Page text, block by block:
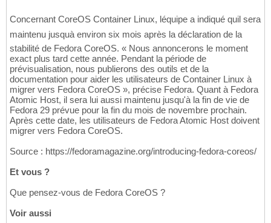
Concernant CoreOS Container Linux, léquipe a indiqué quil sera
maintenu jusquà environ six mois après la déclaration de la
stabilité de Fedora CoreOS. « Nous annoncerons le moment
exact plus tard cette année. Pendant la période de
prévisualisation, nous publierons des outils et de la
documentation pour aider les utilisateurs de Container Linux à
migrer vers Fedora CoreOS », précise Fedora. Quant à Fedora
Atomic Host, il sera lui aussi maintenu jusqu'à la fin de vie de
Fedora 29 prévue pour la fin du mois de novembre prochain.
Après cette date, les utilisateurs de Fedora Atomic Host doivent
migrer vers Fedora CoreOS.
Source : https://fedoramagazine.org/introducing-fedora-coreos/
Et vous ?
Que pensez-vous de Fedora CoreOS ?
Voir aussi